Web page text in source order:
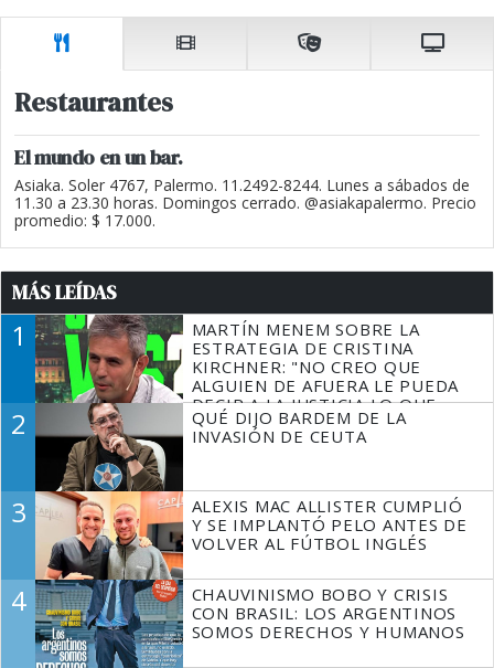
Restaurantes
El mundo en un bar.
Asiaka. Soler 4767, Palermo. 11.2492-8244. Lunes a sábados de
11.30 a 23.30 horas. Domingos cerrado. @asiakapalermo. Precio
promedio: $ 17.000.
MÁS LEÍDAS
1
MARTÍN MENEM SOBRE LA
ESTRATEGIA DE CRISTINA
KIRCHNER: "NO CREO QUE
ALGUIEN DE AFUERA LE PUEDA
DECIR A LA JUSTICIA LO QUE
TIENE QUE HACER"
2
QUÉ DIJO BARDEM DE LA
INVASIÓN DE CEUTA
3
ALEXIS MAC ALLISTER CUMPLIÓ
Y SE IMPLANTÓ PELO ANTES DE
VOLVER AL FÚTBOL INGLÉS
4
CHAUVINISMO BOBO Y CRISIS
CON BRASIL: LOS ARGENTINOS
SOMOS DERECHOS Y HUMANOS